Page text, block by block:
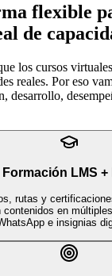
flexible
de
los cursos
reales. Por eso
desarrollo,
Formación LMS +
rutas y
en
e insignias